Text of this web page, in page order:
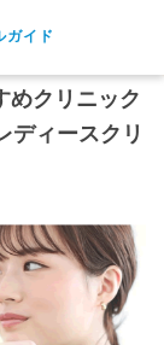
ガイド
めクリニック
ディースクリ